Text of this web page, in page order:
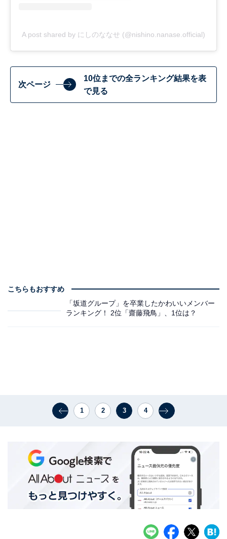
A post shared by にしのななせ (@nishino.nanase.official)
次ページ
10位までの全ランキング結果を表
で見る
こちらもおすすめ
「坂道グループ」を卒業したかわいいメンバー
ランキング！ 2位「​​​​​​​齋藤飛鳥」、1位は？
1 2 3 4